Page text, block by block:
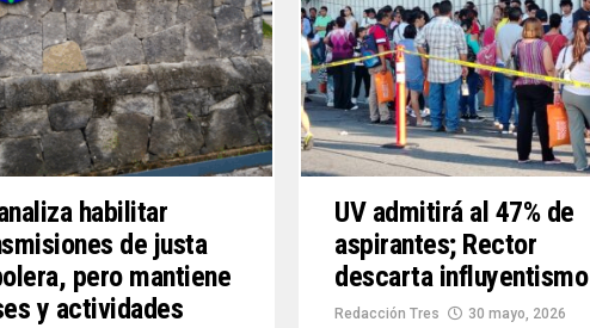
habilitar
de justa
pero mantiene
y actividades
UV admitirá al 47% de
aspirantes; Rector
descarta influyentismo
Redacción Tres 30 mayo, 2026